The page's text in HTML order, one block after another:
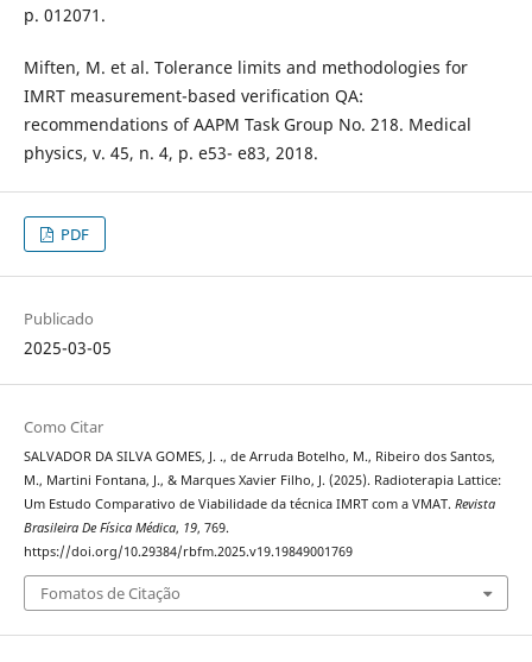
p. 012071.
Miften, M. et al. Tolerance limits and methodologies for
IMRT measurement-based verification QA:
recommendations of AAPM Task Group No. 218. Medical
physics, v. 45, n. 4, p. e53- e83, 2018.
PDF
Publicado
2025-03-05
Como Citar
SALVADOR DA SILVA GOMES, J. ., de Arruda Botelho, M., Ribeiro dos Santos,
M., Martini Fontana, J., & Marques Xavier Filho, J. (2025). Radioterapia Lattice:
Um Estudo Comparativo de Viabilidade da técnica IMRT com a VMAT. Revista
Brasileira De Física Médica, 19, 769.
https://doi.org/10.29384/rbfm.2025.v19.19849001769
Fomatos de Citação